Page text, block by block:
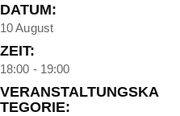
DATUM:
10 August
ZEIT:
18:00 - 19:00
VERANSTALTUNGSKA
TEGORIE: